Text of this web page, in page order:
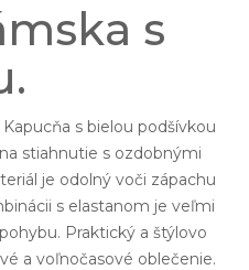
s
s bielou podšívkou
stiahnutie s ozdobnými
je odolný voči zápachu
s elastanom je veľmi
Praktický a štýlovo
a voľnočasové oblečenie.